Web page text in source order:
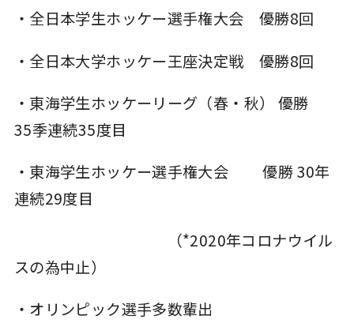
・全日本学生ホッケー選手権大会 優勝8回
・全日本大学ホッケー王座決定戦 優勝8回
・東海学生ホッケーリーグ（春・秋） 優勝
35季連続35度目
・東海学生ホッケー選手権大会 優勝 30年
連続29度目
（*2020年コロナウイル
スの為中止）
・オリンピック選手多数輩出